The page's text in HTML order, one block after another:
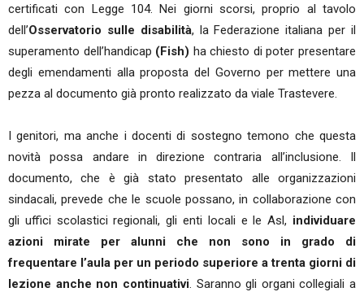
certificati con Legge 104. Nei giorni scorsi, proprio al tavolo
dell’Osservatorio sulle disabilità, la Federazione italiana per il
superamento dell’handicap (Fish) ha chiesto di poter presentare
degli emendamenti alla proposta del Governo per mettere una
pezza al documento già pronto realizzato da viale Trastevere.
I genitori, ma anche i docenti di sostegno temono che questa
novità possa andare in direzione contraria all’inclusione. Il
documento, che è già stato presentato alle organizzazioni
sindacali, prevede che le scuole possano, in collaborazione con
gli uffici scolastici regionali, gli enti locali e le Asl, individuare
azioni mirate per alunni che non sono in grado di
frequentare l’aula per un periodo superiore a trenta giorni di
lezione anche non continuativi. Saranno gli organi collegiali a